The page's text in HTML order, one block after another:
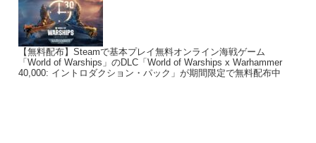
【無料配布】Steamで基本プレイ無料オンライン海戦ゲーム
「World of Warships」のDLC「World of Warships x Warhammer
40,000: イントロダクション・パック」が期間限定で無料配布中